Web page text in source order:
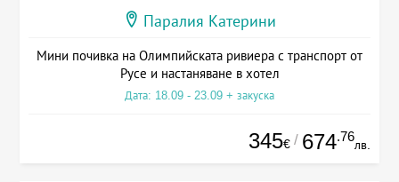
Паралия Катерини
Мини почивка на Олимпийската ривиера с транспорт от
Русе и настаняване в хотел
Дата: 18.09 - 23.09 + закуска
345€ / 674.76
лв.